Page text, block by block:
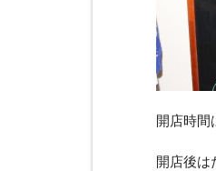
開店時間
開店後は